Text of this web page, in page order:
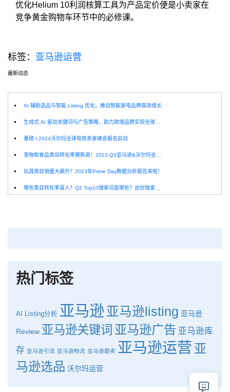
优化Helium 10利润核算工具为产品定价便是小卖家在
竞争黄金购物车环节中的必修课。
标签： 亚马逊运营
最新动态
AI 辅助选品与智能 Listing 优化，推动智能家电品牌高效增长
生成式 AI 驱动关键词与广告策略，助力跨境品牌实现全球增长突破
重磅 I 2024沃尔玛全球电商卖家峰会报名启动
宠物和食品类目转化率赛新高！2023 Q3亚马逊&沃尔玛全球电商CPC数据发布！
玩具类目销量大飙升？2023年Prime Day数据分析报告来啦！
哪些类目转化率喜人？Q2 Top10搜索词是哪些？这份独家报告来解答！
热门标签
AI Listing分析 亚马逊 亚马逊listing 亚马逊
Review 亚马逊关键词 亚马逊广告 亚马逊库
存 亚马逊引流 亚马逊物流 亚马逊跟卖 亚马逊运营 亚
马逊选品 沃尔玛运营